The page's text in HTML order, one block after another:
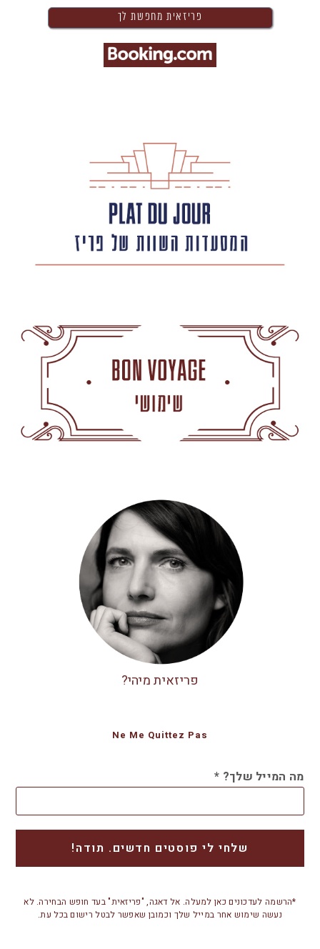
פריזאית מיהי?
Ne Me Quittez Pas
מה המייל שלך? *
*הרשמה לעדכונים כאן למעלה. אל דאגה, "פריזאית" בעד חופש הבחירה. לא
נעשה שימוש אחר במייל שלך וכמובן שאפשר לבטל רישום בכל עת.